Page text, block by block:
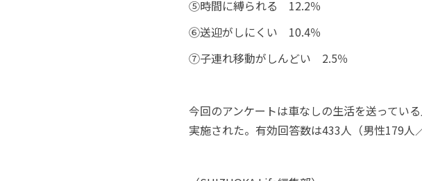
⑤時間に縛られる 12.2％
⑥送迎がしにくい 10.4％
⑦子連れ移動がしんどい 2.5％
今回のアンケートは車なしの生活を送ってい
実施された。有効回答数は433人（男性179人